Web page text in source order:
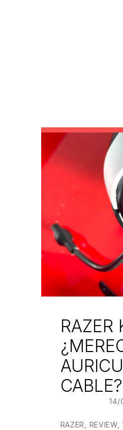
RAZER
CABLE?
14/
RAZER
REVIEW,